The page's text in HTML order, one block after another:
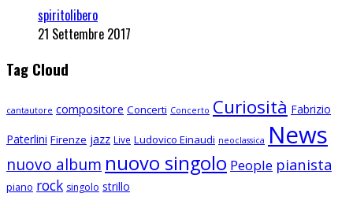
spiritolibero
21 Settembre 2017
Tag Cloud
cantautore compositore Concerti Concerto Curiosità Fabrizio
Paterlini Firenze jazz Live Ludovico Einaudi neoclassica News
nuovo album nuovo singolo People pianista
piano rock singolo strillo